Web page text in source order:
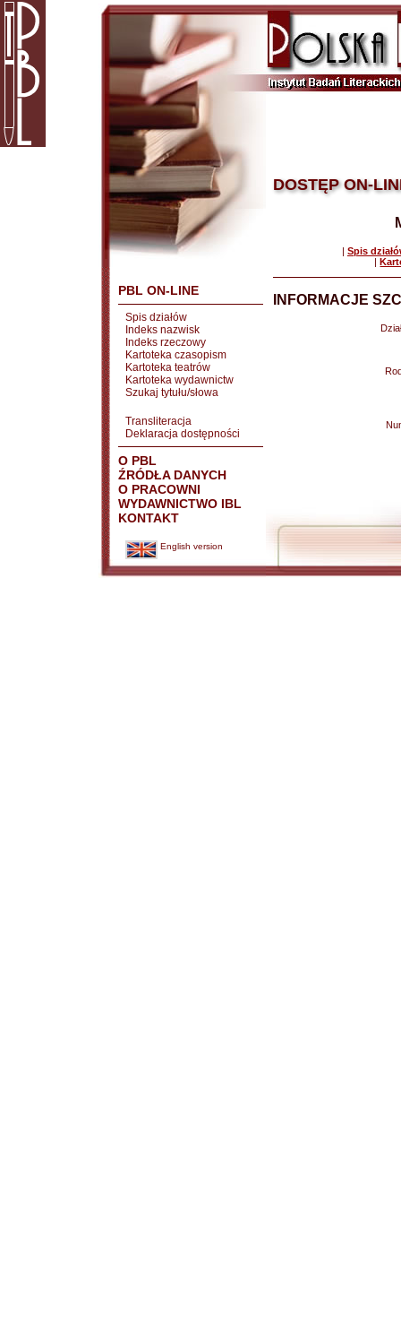
PBL ON-LINE
Spis działów
Indeks nazwisk
Indeks rzeczowy
Kartoteka czasopism
Kartoteka teatrów
Kartoteka wydawnictw
Szukaj tytułu/słowa
Transliteracja
Deklaracja dostępności
O PBL
ŹRÓDŁA DANYCH
O PRACOWNI
WYDAWNICTWO IBL
KONTAKT
English version
DOSTĘP ON-
| Spis
|
INFORMACJE